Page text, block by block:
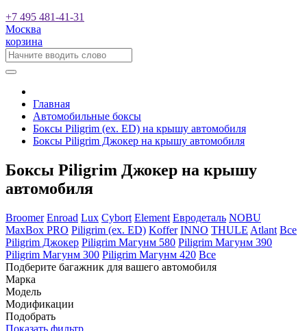
+7 495 481-41-31
Москва
корзина
Главная
Автомобильные боксы
Боксы Piligrim (ex. ED) на крышу автомобиля
Боксы Piligrim Джокер на крышу автомобиля
Боксы Piligrim Джокер на крышу
автомобиля
Broomer Enroad Lux Cybort Element Евродеталь NOBU
MaxBox PRO Piligrim (ex. ED) Koffer INNO THULE Atlant Все
Piligrim Джокер Piligrim Магунм 580 Piligrim Магунм 390
Piligrim Магунм 300 Piligrim Магунм 420 Все
Подберите багажник для вашего автомобиля
Марка
Модель
Модификации
Подобрать
Показать фильтр